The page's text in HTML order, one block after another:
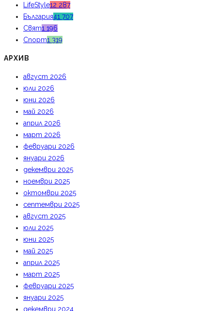
LifeStyle12 287
България41 707
Свят1 196
Спорт1 319
АРХИВ
август 2026
юли 2026
юни 2026
май 2026
април 2026
март 2026
февруари 2026
януари 2026
декември 2025
ноември 2025
октомври 2025
септември 2025
август 2025
юли 2025
юни 2025
май 2025
април 2025
март 2025
февруари 2025
януари 2025
декември 2024